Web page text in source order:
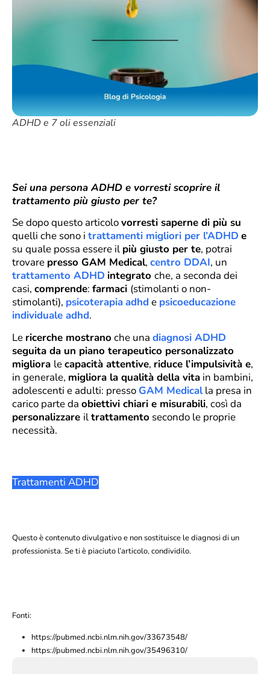
ADHD e 7 oli essenziali
Sei una persona ADHD e vorresti scoprire il
trattamento più giusto per te?
Se dopo questo articolovorresti saperne di più su
quelli che sono i trattamenti migliori per l’ADHD e
su quale possa essere il più giusto per te, potrai
trovare presso GAM Medical, centro DDAI, un
trattamento ADHD integrato che, a seconda dei
casi, comprende: farmaci (stimolanti o non-
stimolanti), psicoterapiaadhd e psicoeducazione
individuale adhd.
Le ricerche mostranoche una diagnosi ADHD
seguita da un piano terapeutico personalizzato
migliora lecapacità attentive, riduce l’impulsività e,
in generale, migliora la qualità della vita in bambini,
adolescenti e adulti: presso GAM Medicalla presa in
carico parte da obiettivi chiari e misurabili, così da
personalizzare iltrattamento secondo le proprie
necessità.
Trattamenti ADHD
Questo è contenuto divulgativo e non sostituisce le diagnosi di un
professionista. Se ti è piaciuto l’articolo, condividilo.
Fonti:
https://pubmed.ncbi.nlm.nih.gov/33673548/
https://pubmed.ncbi.nlm.nih.gov/35496310/